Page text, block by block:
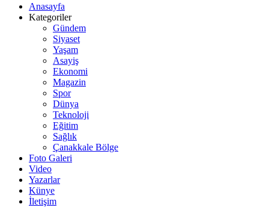
Anasayfa
Kategoriler
Gündem
Siyaset
Yaşam
Asayiş
Ekonomi
Magazin
Spor
Dünya
Teknoloji
Eğitim
Sağlık
Çanakkale Bölge
Foto Galeri
Video
Yazarlar
Künye
İletişim